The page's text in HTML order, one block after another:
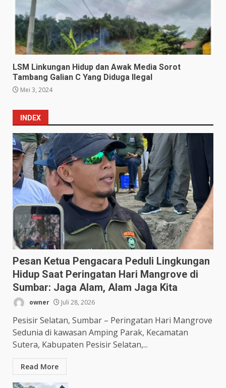
LSM Linkungan Hidup dan Awak Media Sorot
Tambang Galian C Yang Diduga Ilegal
Mei 3, 2024
INDEX
Pesan Ketua Pengacara Peduli Lingkungan
Hidup Saat Peringatan Hari Mangrove di
Sumbar: Jaga Alam, Alam Jaga Kita
owner Juli 28, 2026
Pesisir Selatan, Sumbar – Peringatan Hari Mangrove
Sedunia di kawasan Amping Parak, Kecamatan
Sutera, Kabupaten Pesisir Selatan,...
Read More